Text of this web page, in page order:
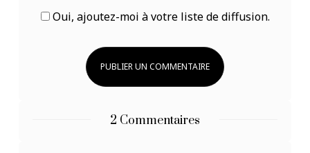
Oui, ajoutez-moi à votre liste de diffusion.
2 Commentaires